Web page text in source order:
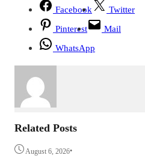
Facebook
Twitter
Pinterest
Mail
WhatsApp
Related Posts
August 6, 2026•